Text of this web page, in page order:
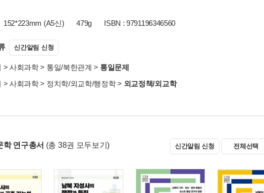
152*223mm (A5신) 479g ISBN : 9791196346560
신간알림 신청
> 사회과학> 통일/북한관계 > 통일문제
> 사회과학> 정치학/외교학/행정학> 외교정책/외교학
학 연구총서 (총 38권 모두보기) 신간알림 신청 전체선택